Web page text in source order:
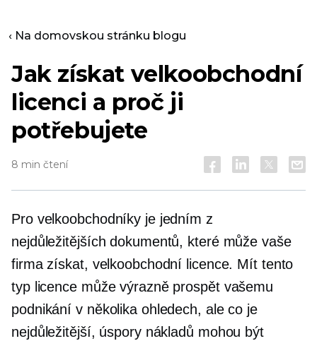
‹ Na domovskou stránku blogu
Jak získat velkoobchodní
licenci a proč ji
potřebujete
8 min čtení
Pro velkoobchodníky je jedním z
nejdůležitějších dokumentů, které může vaše
firma získat, velkoobchodní licence. Mít tento
typ licence může výrazně prospět vašemu
podnikání v několika ohledech, ale co je
nejdůležitější, úspory nákladů mohou být